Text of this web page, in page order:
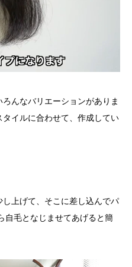
んなバリエーションがありま
イルに合わせて、作成してい
上げて、そこに差し込んでパ
自毛となじませてあげると簡